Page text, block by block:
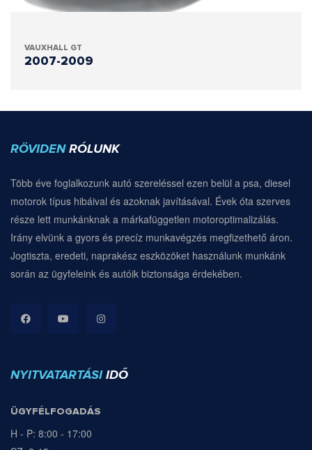
VAUXHALL GT
2007-2009
RÖVIDEN RÓLUNK
Több éve foglalkozunk autó szereléssel ezen belül a psa, diesel
motorok típus hibáival és azoknak javításával. Évek óta szerves
része lett munkánknak a márkafüggetlen motoroptimalizálás.
Irány elvünk a gyors és precíz munkavégzés megfizethető áron.
Jogtiszta, eredeti, naprakész eszközöket használunk munkánk
során az ügyfeleink és autóik biztonsága érdekében.
NYITVATARTÁSI IDŐ
ÜGYFÉLFOGADÁS
H - P: 8:00 - 17:00